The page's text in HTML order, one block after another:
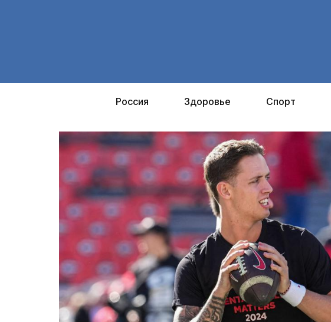
Россия Здоровье Спорт